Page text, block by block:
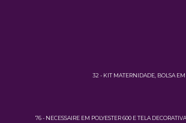
32 - KIT MATERNIDADE, BOLSA EM
76 - NECESSAIRE EM POLYESTER 600 E TELA DECORATIVA